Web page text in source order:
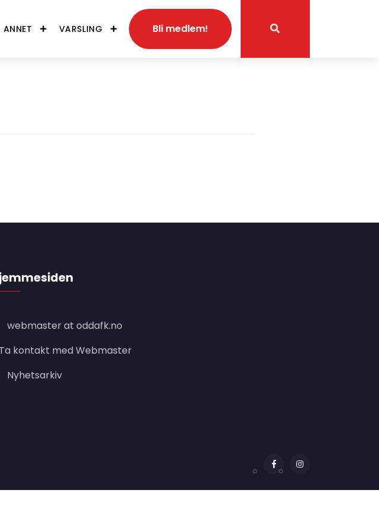
ANNET VARSLING Bli medlem!
webmaster at oddafk.no
Ta kontakt med Webmaster
Nyhetsarkiv